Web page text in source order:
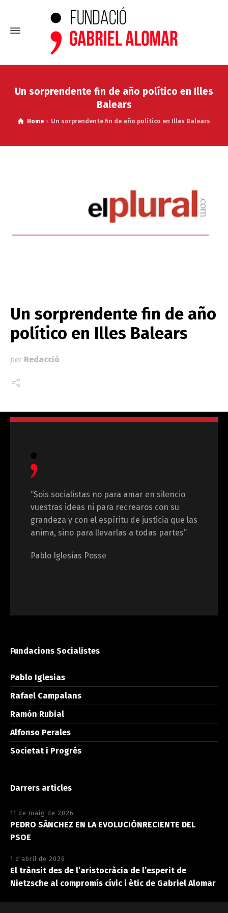
Un sorprendente fin de año político en Illes
Balears
Home Un sorprendente fin de año político en Illes Balears
Un sorprendente fin de año
político en Illes Balears
per Redacció
“Sois socialistas no para amar en silencio
vuestras ideas ni para recrearos con su
grandeza y con el espíritu de justicia que las
anima, sino para llevarlas a todas partes”
Pablo Iglesias Posse
Fundacions Socialistes
Pablo Iglesias
Rafael Campalans
Ramón Rubial
Alfonso Perales
Societat i Progrés
Darrers articles
11 de maig de 2026
PEDRO SÁNCHEZ EN LA EVOLUCIÓNRECIENTE DEL
PSOE
1 d'abril de 2026
El trànsit des de l’aristocràcia de l’esperit de
Nietzsche al compromís cívic i ètic de Gabriel Alomar